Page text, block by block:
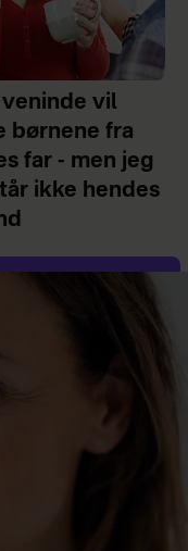
veninde vil
børnene fra
far - men jeg
ikke hendes